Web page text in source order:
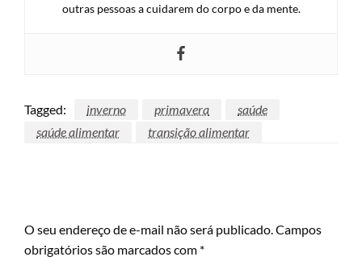
outras pessoas a cuidarem do corpo e da mente.
Tagged: inverno primavera
saúde
saúde alimentar
transição alimentar
O seu endereço de e-mail não será publicado. Campos
obrigatórios são marcados com *